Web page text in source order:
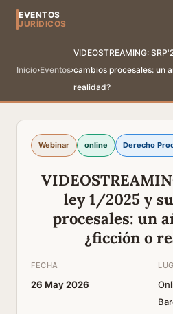
EVENTOS
JURÍDICOS
Inicio›Eventos›
VIDEOSTREAMING:
cambios procesales: un
realidad?
Webinar online Derecho
ley 1/2025 y
procesales: un
¿ficción o
FECHA
26 May 2026